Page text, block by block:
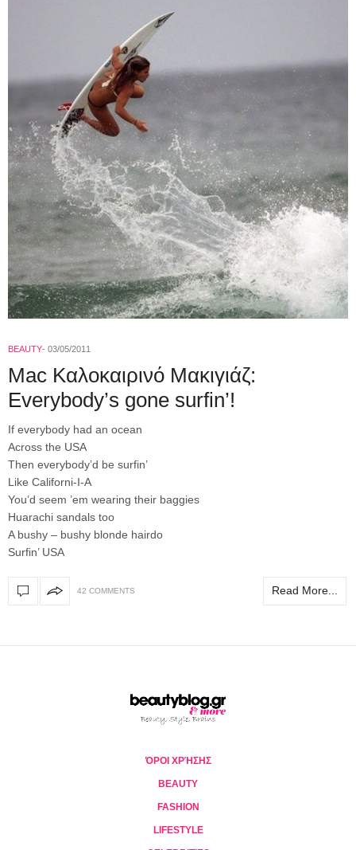
BEAUTY 03/05/2011
Mac Καλοκαιρινό Μακιγιάζ:
Everybody’s gone surfin’!
If everybody had an ocean
Across the USA
Then everybody’d be surfin’
Like Californi-Ι-Α
You’d seem ’em wearing their baggies
Huarachi sandals too
A bushy – bushy blonde hairdo
Surfin’ USA
42 COMMENTS Read More...
ΌΡΟΙ ΧΡΉΣΗΣ
BEAUTY
FASHION
LIFESTYLE